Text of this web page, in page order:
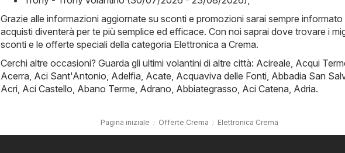
Grazie alle informazioni aggiornate su sconti e promozioni sarai sempre
acquisti diventerà per te più semplice ed efficace. Con noi saprai dove trovare i
sconti e le offerte speciali della categoria Elettronica a Crema.
Cerchi altre occasioni? Guarda gli ultimi volantini di altre città: Acireale Acqui
Acerra Aci Sant'Antonio Adelfia Acate Acquaviva delle Fonti Abbadia San
Acri Aci Castello Abano Terme Adrano Abbiategrasso Aci Catena Adria.
Pagina iniziale Offerte Crema Elettronica Crema